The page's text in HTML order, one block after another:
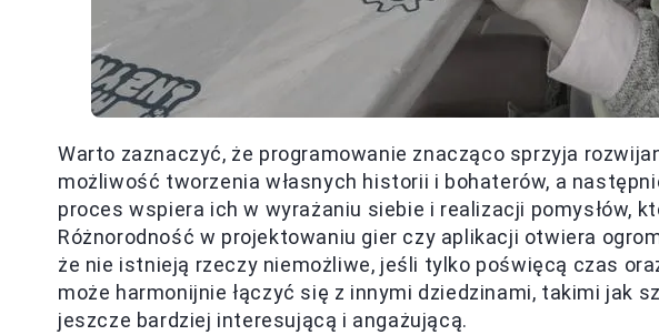
Warto zaznaczyć, że programowanie znacząco sprzyja
możliwość tworzenia własnych historii i bohaterów, a
proces wspiera ich w wyrażaniu siebie i realizacji pomysłów,
Różnorodność w projektowaniu gier czy aplikacji otwiera
że nie istnieją rzeczy niemożliwe, jeśli tylko poświęcą czas
może harmonijnie łączyć się z innymi dziedzinami, takimi jak
jeszcze bardziej interesującą i angażującą.